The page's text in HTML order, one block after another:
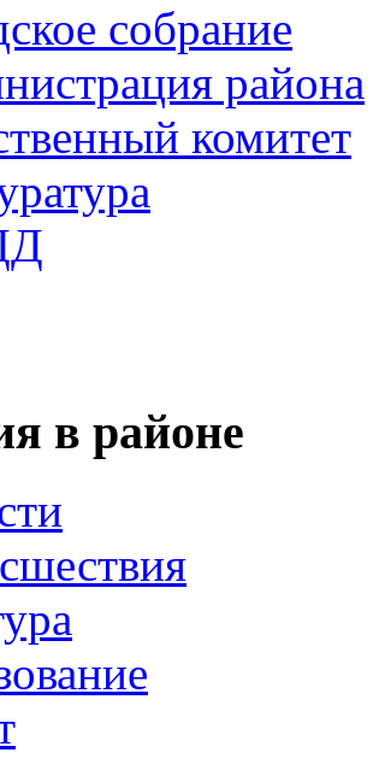
собрание
района
комитет
в районе